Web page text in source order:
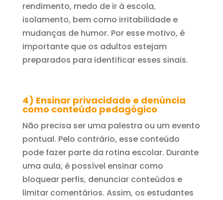
rendimento, medo de ir à escola,
isolamento, bem como irritabilidade e
mudanças de humor. Por esse motivo, é
importante que os adultos estejam
preparados para identificar esses sinais.
4) Ensinar privacidade e denúncia
como conteúdo pedagógico
Não precisa ser uma palestra ou um evento
pontual. Pelo contrário, esse conteúdo
pode fazer parte da rotina escolar. Durante
uma aula, é possível ensinar como
bloquear perfis, denunciar conteúdos e
limitar comentários. Assim, os estudantes